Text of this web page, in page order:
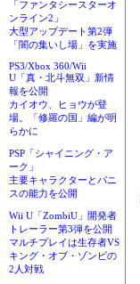
「ファンタシースターオ
ンライン2」
大型アップデート第2弾
「闇の集いし場」を実施
PS3/Xbox 360/Wii
U「真・北斗無双」新情
報を公開
カイオウ、ヒョウが登
場。「修羅の国」編が明
らかに
PSP「シャイニング・ア
ーク」
主要キャラクターとパニ
スの能力を公開
Wii U「ZombiU」開発者
トレーラー第3弾を公開
マルチプレイは生存者VS
キング・オブ・ゾンビの
2人対戦